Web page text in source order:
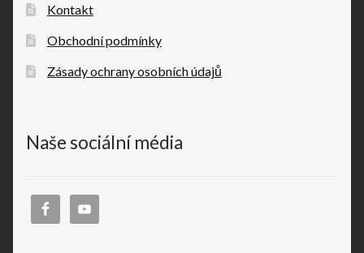
Kontakt
Obchodní podmínky
Zásady ochrany osobních údajů
Naše sociální média